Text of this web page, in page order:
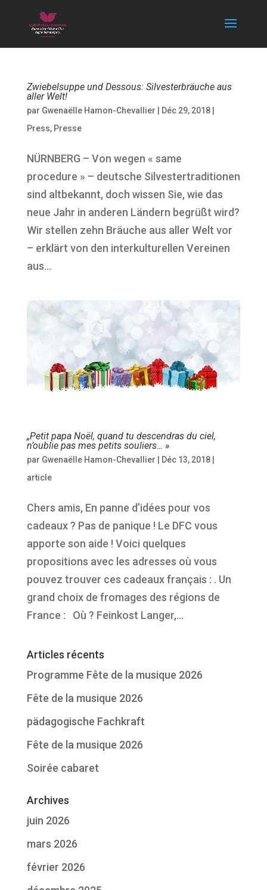
Zwiebelsuppe und Dessous: Silvesterbräuche aus
aller Welt!
par Gwenaëlle Hamon-Chevallier Déc 29, 2018|
Press, Presse
NÜRNBERG – Von wegen « same
procedure » – deutsche Silvestertraditionen
sind altbekannt, doch wissen Sie, wie das
neue Jahr in anderen Ländern begrüßt wird?
Wir stellen zehn Bräuche aus aller Welt vor
– erklärt von den interkulturellen Vereinen
aus...
„Petit papa Noël, quand tu descendras du ciel,
n’oublie pas mes petits souliers… »
par Gwenaëlle Hamon-Chevallier Déc 13, 2018|
article
Chers amis, En panne d’idées pour vos
cadeaux ? Pas de panique ! Le DFC vous
apporte son aide ! Voici quelques
propositions avec les adresses où vous
pouvez trouver ces cadeaux français : . Un
grand choix de fromages des régions de
France : Où ? Feinkost Langer,...
Articles récents
Programme Fête de la musique 2026
Fête de la musique 2026
pädagogische Fachkraft
Fête de la musique 2026
Soirée cabaret
Archives
juin 2026
mars 2026
février 2026